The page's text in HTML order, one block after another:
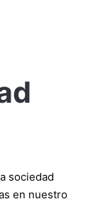
sociedad
en nuestro